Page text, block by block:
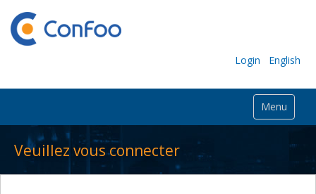
Login English
Menu
Veuillez vous connecter